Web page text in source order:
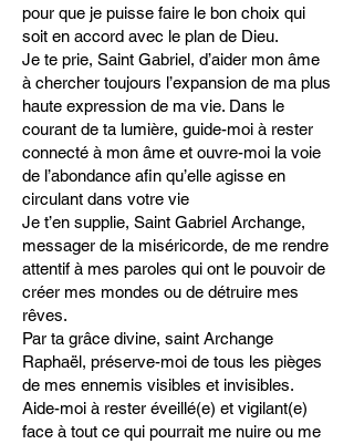
pour que je puisse faire le bon choix qui
soit en accord avec le plan de Dieu.
Je te prie, Saint Gabriel, d’aider mon âme
à chercher toujours l’expansion de ma plus
haute expression de ma vie. Dans le
courant de ta lumière, guide-moi à rester
connecté à mon âme et ouvre-moi la voie
de l’abondance afin qu’elle agisse en
circulant dans votre vie
Je t’en supplie, Saint Gabriel Archange,
messager de la miséricorde, de me rendre
attentif à mes paroles qui ont le pouvoir de
créer mes mondes ou de détruire mes
rêves.
Par ta grâce divine, saint Archange
Raphaël, préserve-moi de tous les pièges
de mes ennemis visibles et invisibles.
Aide-moi à rester éveillé(e) et vigilant(e)
face à tout ce qui pourrait me nuire ou me